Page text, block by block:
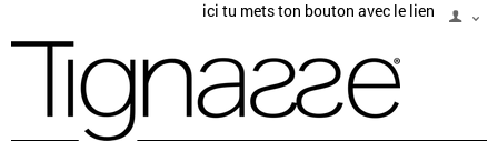
ici tu mets ton bouton avec le lien